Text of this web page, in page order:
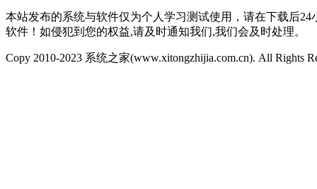
本站发布的系统与软件仅为个人学习测试使用，请在下载后
软件！如侵犯到您的权益,请及时通知我们,我们会及时处理。
Copy 2010-2023 系统之家(www.xitongzhijia.com.cn). All Rights